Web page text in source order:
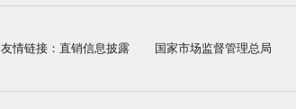
友情链接：直销信息披露 国家市场监督管理总局